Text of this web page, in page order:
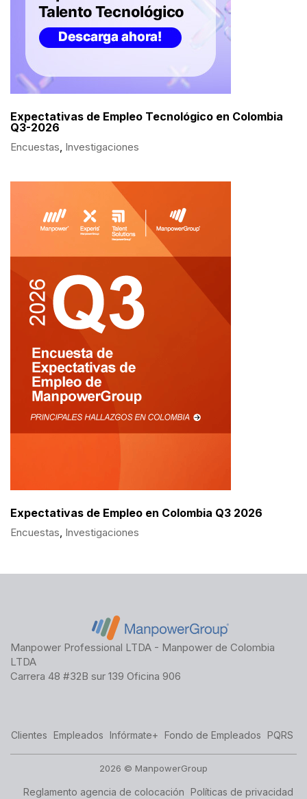
Expectativas de Empleo Tecnológico en Colombia
Q3-2026
Encuestas, Investigaciones
Expectativas de Empleo en Colombia Q3 2026
Encuestas, Investigaciones
Manpower Professional LTDA - Manpower de Colombia
LTDA
Carrera 48 #32B sur 139 Oficina 906
Clientes Empleados Infórmate+ Fondo de Empleados PQRS
2026 © ManpowerGroup
Reglamento agencia de colocación Políticas de privacidad